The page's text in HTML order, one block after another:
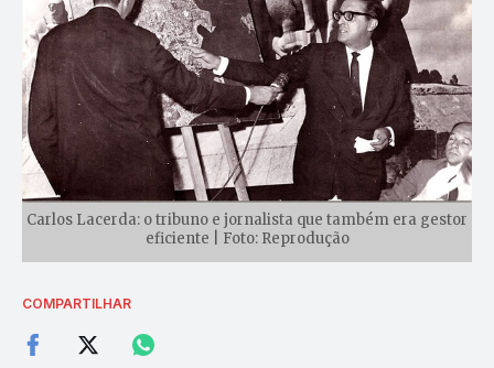
Carlos Lacerda: o tribuno e jornalista que também era gestor
eficiente | Foto: Reprodução
COMPARTILHAR